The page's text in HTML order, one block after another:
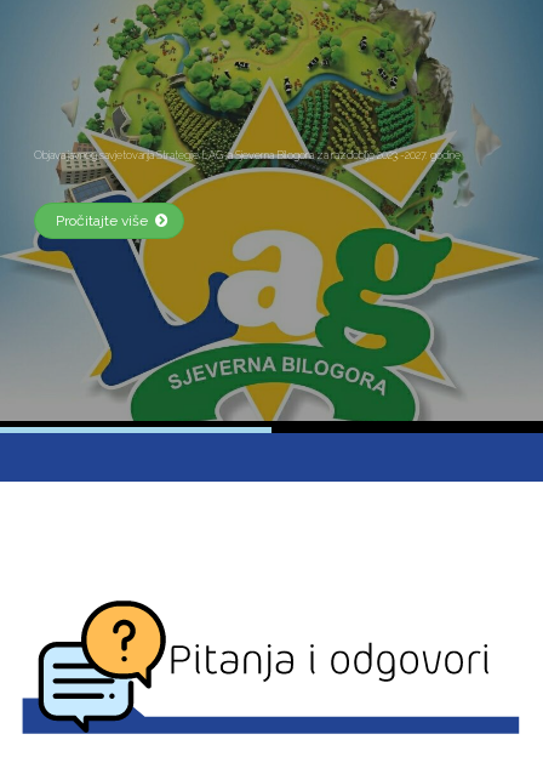
Objava javnog savjetovanja Strategije LAG-a Sjeverna Bilogora za razdoblje 2023.-2027. godine
Pročitajte više